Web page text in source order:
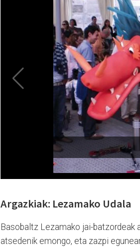
Argazkiak: Lezamako Udala
Basobaltz Lezamako jai-batzordeak
atsedenik emongo, eta zazpi